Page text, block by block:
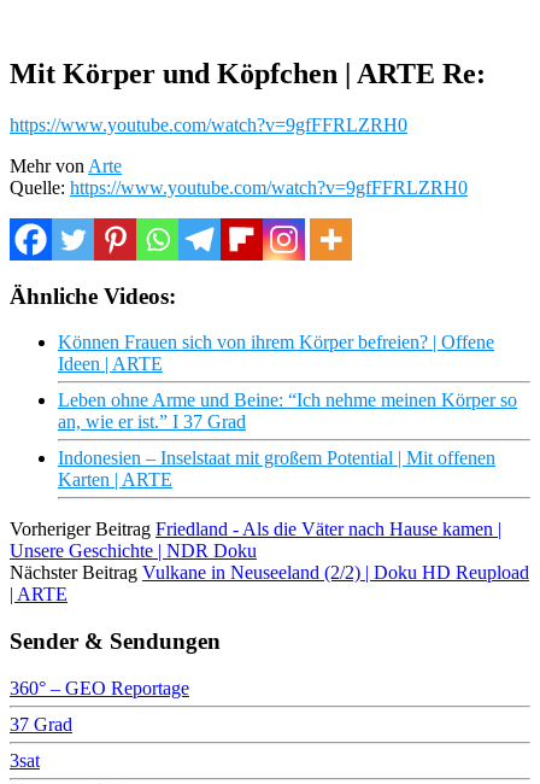
Mit Körper und Köpfchen | ARTE Re:
https://www.youtube.com/watch?v=9gfFFRLZRH0
Mehr von Arte
Quelle: https://www.youtube.com/watch?v=9gfFFRLZRH0
Ähnliche Videos:
Können Frauen sich von ihrem Körper befreien? | Offene
Ideen | ARTE
Leben ohne Arme und Beine: “Ich nehme meinen Körper so
an, wie er ist.” I 37 Grad
Indonesien – Inselstaat mit großem Potential | Mit offenen
Karten | ARTE
Vorheriger Beitrag Friedland - Als die Väter nach Hause kamen |
Unsere Geschichte | NDR Doku
Nächster Beitrag Vulkane in Neuseeland (2/2) | Doku HD Reupload
| ARTE
Sender & Sendungen
360° – GEO Reportage
37 Grad
3sat